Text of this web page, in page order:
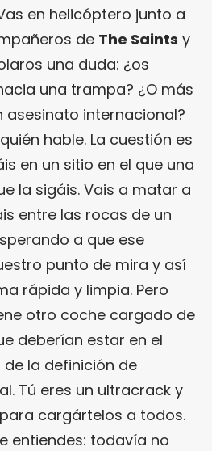
en helicóptero junto a
de The Saints y
una duda: ¿os
una trampa? ¿O más
asesinato internacional?
hable. La cuestión es
en un sitio en el que una
la sigáis. Vais a matar a
entre las rocas de un
a que ese
punto de mira y así
rápida y limpia. Pero
otro coche cargado de
deberían estar en el
la definición de
Tú eres un ultracrack y
cargártelos a todos.
entiendes: todavía no